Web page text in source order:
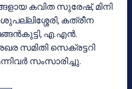
കവിത സുരേഷ്, മിനി
കത്രീന
എ.എന്‍.
സമിതി സെക്രട്ടറി
സംസാരിച്ചു.